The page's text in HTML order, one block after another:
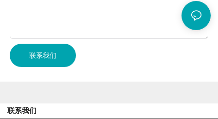
联系我们
联系我们